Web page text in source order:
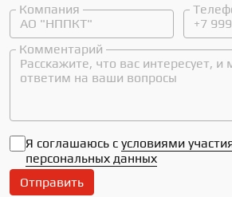
Компания
Комментарий
Я соглашаюсь с условиями
персональных данных
Отправить